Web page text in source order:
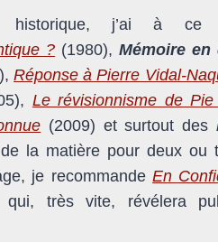
j’ai à ce
? (1980),Mémoire en
Réponse à Pierre Vidal-
Le révisionnisme de
(2009) et surtout des
la matière pour deux ou
je recommandeEn
très vite, révélera